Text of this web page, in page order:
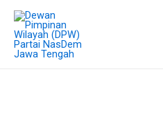
18Tube.tv
free
content